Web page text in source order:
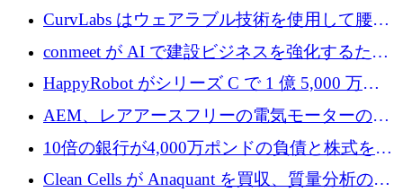
ップ、Ore Energy が新たな投資ラウンドで
4,300 万ドルを獲得
CurvLabs はウェアラブル技術を使用して腰痛
治療をどのように再考しているか
conmeet が AI で建設ビジネスを強化するため
に 600 万ユーロを調達
HappyRobot がシリーズ C で 1 億 5,000 万ド
ルを獲得し、企業運営向けにエージェント AI
を拡張
AEM、レアアースフリーの電気モーターの革
新を加速するために1,600万ポンドを確保
10倍の銀行が4,000万ポンドの負債と株式を調
達
Clean Cells が Anaquant を買収、質量分析の専